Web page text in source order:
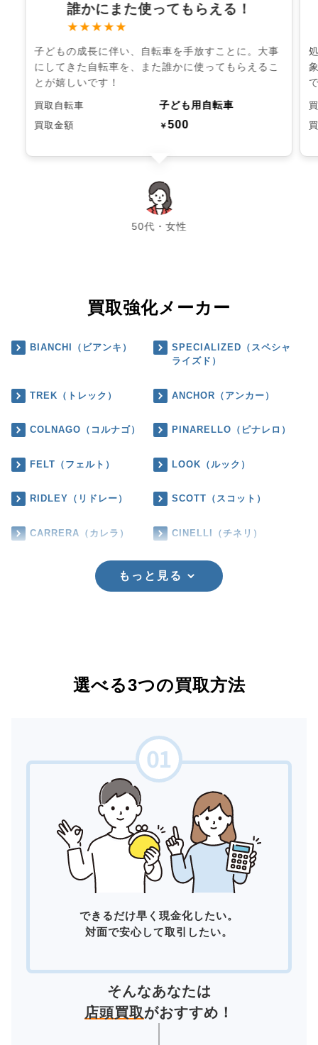
誰かにまた使ってもらえる！
★★★★★
子どもの成長に伴い、自転車を手放すことに。大事
にしてきた自転車を、また誰かに使ってもらえるこ
とが嬉しいです！
買取自転車 子ども用自転車
買取金額 ￥500
50代・女性
chevron_left chevron_right
買取強化メーカー
BIANCHI（ビアンキ）
SPECIALIZED（スペシャ
ライズド）
TREK（トレック） ANCHOR（アンカー）
COLNAGO（コルナゴ） PINARELLO（ピナレロ）
FELT（フェルト） LOOK（ルック）
RIDLEY（リドレー） SCOTT（スコット）
CARRERA（カレラ） CINELLI（チネリ）
もっと見る
選べる3つの買取方法
できるだけ早く現金化したい。
対面で安心して取引したい。
そんなあなたは
店頭買取がおすすめ！